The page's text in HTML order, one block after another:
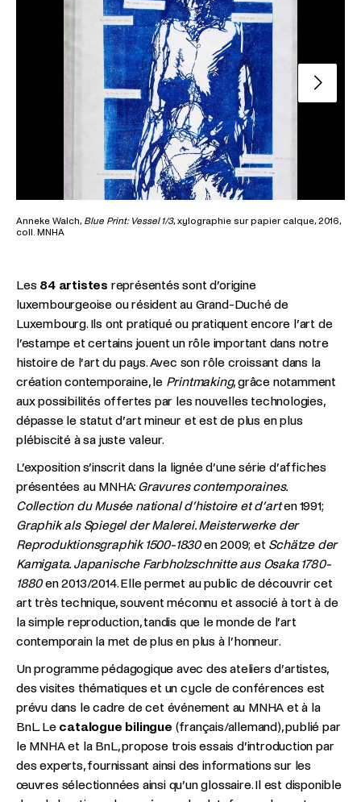
Anneke Walch, Blue Print: Vessel 1/3, xylographie sur papier calque, 2016,
coll. MNHA
Nächste
Les 84 artistes représentés sont d’origine
luxembourgeoise ou résident au Grand-Duché de
Luxembourg. Ils ont pratiqué ou pratiquent encore l’art de
l’estampe et certains jouent un rôle important dans notre
histoire de l’art du pays. Avec son rôle croissant dans la
création contemporaine, le Printmaking, grâce notamment
aux possibilités offertes par les nouvelles technologies,
dépasse le statut d’art mineur et est de plus en plus
plébiscité à sa juste valeur.
L’exposition s’inscrit dans la lignée d’une série d’affiches
présentées au MNHA: Gravures contemporaines.
Collection du Musée national d’histoire et d’arten 1991;
Graphik als Spiegel der Malerei.Meisterwerke der
Reproduktionsgraphik 1500-1830en 2009; et Schätze der
Kamigata. Japanische Farbholzschnitte aus Osaka 1780-
1880en 2013/2014. Elle permet au public de découvrir cet
art très technique, souvent méconnu et associé à tort à de
la simple reproduction, tandis que le monde de l’art
contemporain la met de plus en plus à l’honneur.
Un programme pédagogique avec des ateliers d’artistes,
des visites thématiques et un cycle de conférences est
prévu dans le cadre de cet événement au MNHA et à la
BnL. Le catalogue bilingue (français/allemand), publié par
le MNHA et la BnL, propose trois essais d’introduction par
des experts, fournissant ainsi des informations sur les
œuvres sélectionnées ainsi qu’un glossaire. Il est disponible